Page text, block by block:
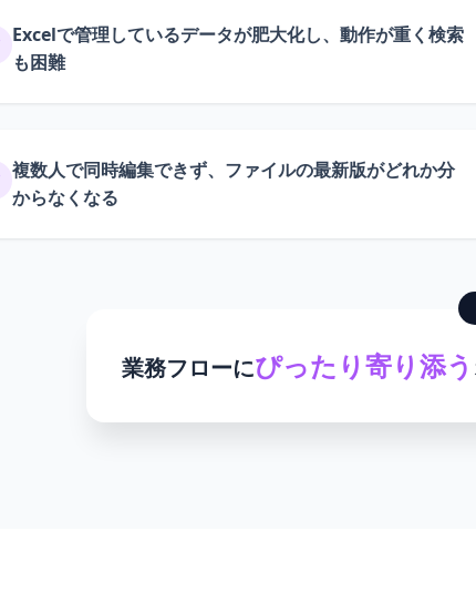
Excelで管理しているデータが肥大化し、動作が重く検索
も困難
複数人で同時編集できず、ファイルの最新版がどれか分
からなくなる
業務フローにぴったり寄り添う